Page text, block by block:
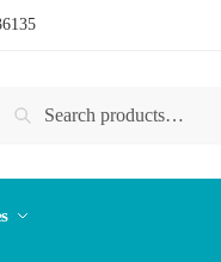
Search